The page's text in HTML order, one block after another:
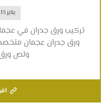
يناير 13, 2025
تركيب ورق جدران في
ورق جدران عجمان
ولص ورق